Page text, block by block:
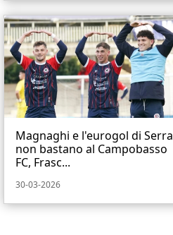
Magnaghi e l'eurogol di Serra
non bastano al Campobasso
FC, Frasc...
30-03-2026